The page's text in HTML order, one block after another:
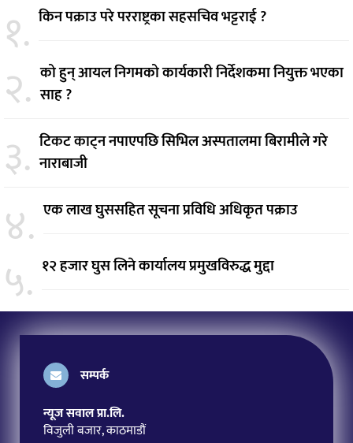
१. किन पक्राउ परे परराष्ट्रका सहसचिव भट्टराई ?
२. को हुन् आयल निगमको कार्यकारी निर्देशकमा नियुक्त भएका
साह ?
३. टिकट काट्न नपाएपछि सिभिल अस्पतालमा बिरामीले गरे
नाराबाजी
४. एक लाख घुससहित सूचना प्रविधि अधिकृत पक्राउ
५. १२ हजार घुस लिने कार्यालय प्रमुखविरुद्ध मुद्दा
सम्पर्क
न्यूज सवाल प्रा.लि.
विजुली बजार, काठमाडौं